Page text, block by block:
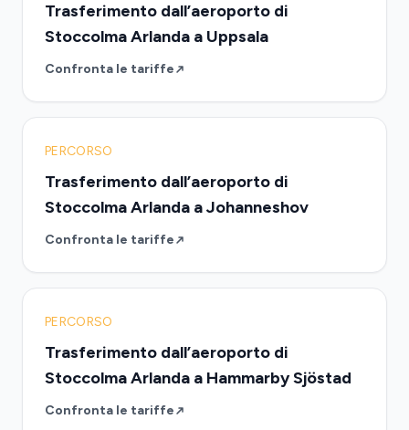
Trasferimento dall’aeroporto di
Stoccolma Arlanda a Uppsala
Confronta le tariffe
PERCORSO
Trasferimento dall’aeroporto di
Stoccolma Arlanda a Johanneshov
Confronta le tariffe
PERCORSO
Trasferimento dall’aeroporto di
Stoccolma Arlanda a Hammarby Sjöstad
Confronta le tariffe